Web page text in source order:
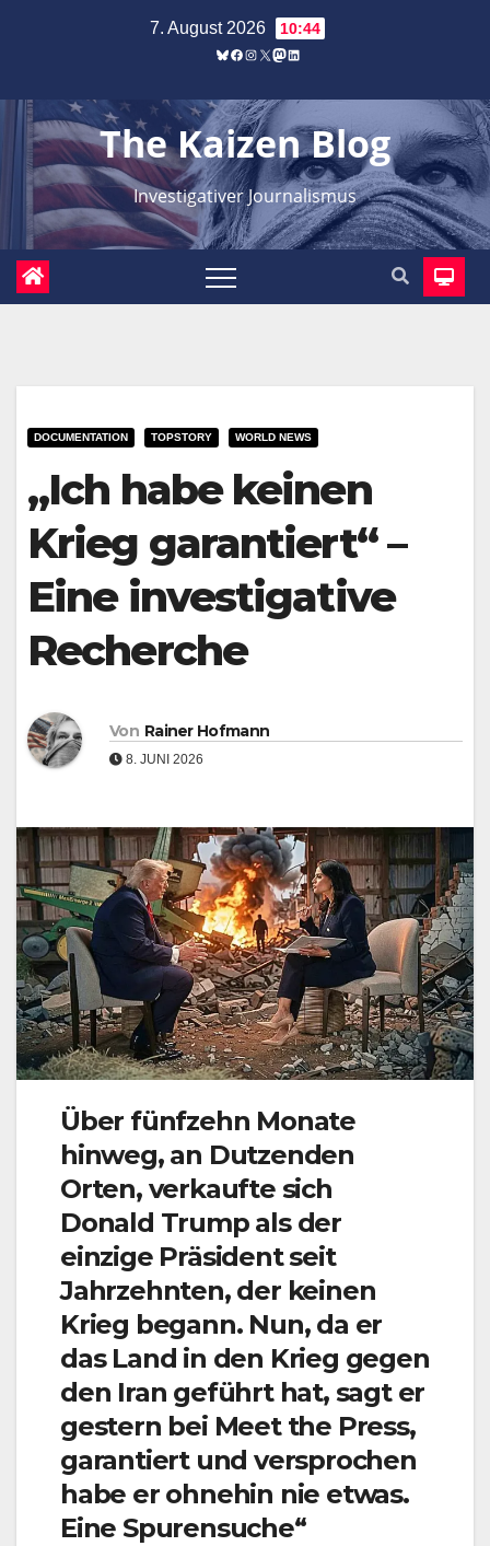
7. August 2026 10:44
Bluesky
Facebook
Instagram
X Mastodon
LinkedIn
The Kaizen Blog
Investigativer Journalismus
DOCUMENTATION TOPSTORY WORLD NEWS
„Ich habe keinen
Krieg garantiert“ –
Eine investigative
Recherche
Von Rainer Hofmann
8. JUNI 2026
Über fünfzehn Monate
hinweg, an Dutzenden
Orten, verkaufte sich
Donald Trump als der
einzige Präsident seit
Jahrzehnten, der keinen
Krieg begann. Nun, da er
das Land in den Krieg gegen
den Iran geführt hat, sagt er
gestern bei Meet the Press,
garantiert und versprochen
habe er ohnehin nie etwas.
Eine Spurensuche“